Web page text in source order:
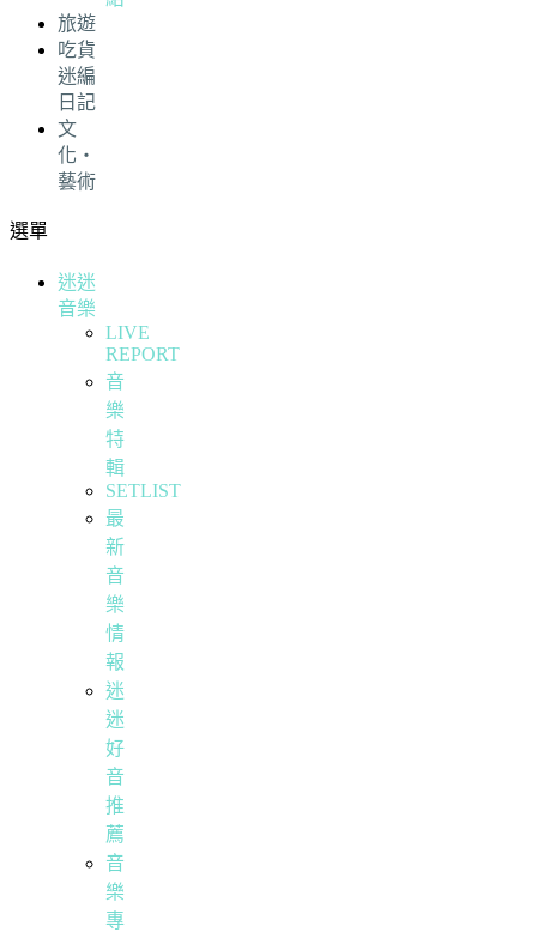
旅遊
吃貨
迷編
日記
文
化・
藝術
選單
迷迷
音樂
LIVE
REPORT
音
樂
特
輯
SETLIST
最
新
音
樂
情
報
迷
迷
好
音
推
薦
音
樂
專